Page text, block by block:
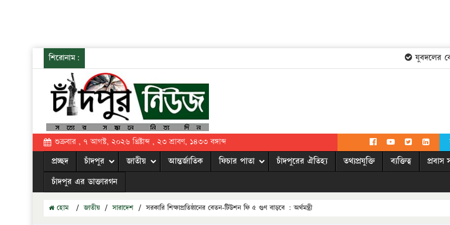
শিরোনাম: যুবদলের
শুক্রবার , ৭ আগস্ট, ২০২৬ খ্রিষ্টাব্দ , ২৩ শ্রাবণ, ১৪৩৩ বঙ্গাব্দ
প্রচ্ছদ চাঁদপুর জাতীয় আন্তর্জাতিক ফিচার পাতা চাঁদপুরের ঐতিহ্য তথ্যপ্রযুক্তি ব্যক্তিত্ব প্রবাস
চাঁদপুর এর ডাক্তারগন
হোম / জাতীয় / সারাদেশ / সরকারি শিক্ষাপ্রতিষ্ঠানের বেতন-টিউশন ফি ৫ গুণ বাড়বে : অর্থমন্ত্রী